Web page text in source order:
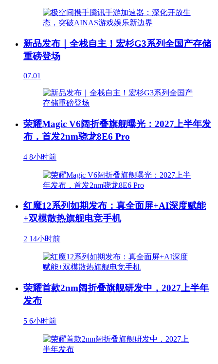
新品发布｜全栈自主！宏杉G3系列全国产存储
重磅登场
07.01
荣耀Magic V6阔折叠旗舰曝光：2027上半年发
布，首发2nm骁龙8E6 Pro
4 8小时前
红魔12系列如期发布：真全面屏+AI深度赋能
+双模散热旗舰电竞手机
2 14小时前
荣耀首款2nm阔折叠旗舰研发中，2027上半年
发布
5 6小时前